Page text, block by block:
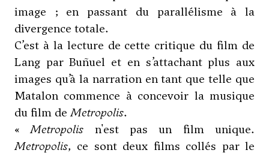
image ; en passant du parallélisme à la
divergence totale.
C’est à la lecture de cette critique du film de
Lang par Buñuel et en s’attachant plus aux
images qu’à la narration en tant que telle que
Matalon commence à concevoir la musique
du film deMetropolis.
«Metropolis n'est pas un film unique.
Metropolis, ce sont deux films collés par le